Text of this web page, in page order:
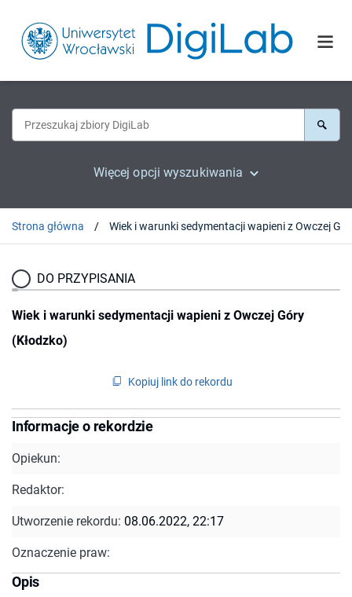
Więcej opcji wyszukiwania
Strona główna
DO PRZYPISANIA
Wiek i warunki sedymentacji wapieni z Owczej Góry
(Kłodzko)
Kopiuj link do rekordu
Informacje o rekordzie
Opiekun:
Redaktor:
Utworzenie rekordu: 08.06.2022, 22:17
Oznaczenie praw:
Opis